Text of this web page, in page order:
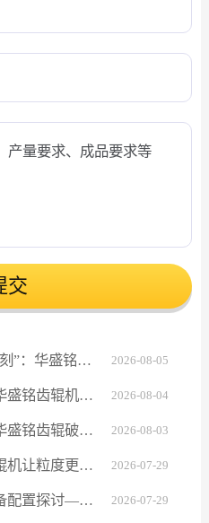
交
2026-08-05
坐稳高纯砂生产C位？
2026-08-04
助解离更充分
2026-08-03
陶瓷固废回收更省心
2026-07-29
更匀、细粉更少
2026-07-29
四辊破碎机应用观察